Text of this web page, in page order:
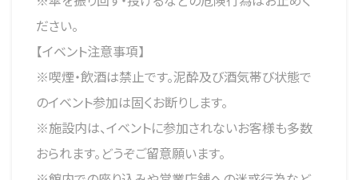
ださい。
【イベント注意事項】
※喫煙・飲酒は禁止です。泥酔及び酒気帯び状態で
のイベント参加は固くお断りします。
※施設内は、イベントに参加されないお客様も多数
おられます。どうぞご留意願います。